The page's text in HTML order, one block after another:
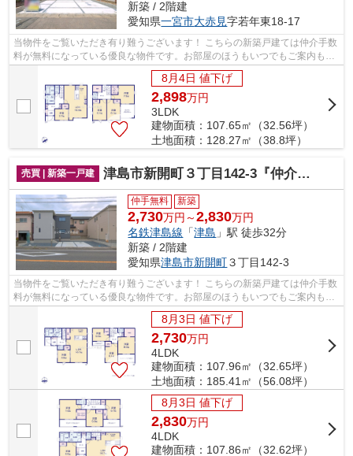
新築 / 2階建
愛知県一宮市大赤見字若年東18-17
当物件をご覧いただき有り難うございます！ こちらの新築戸建ては仲介手数
料が無料になっている優良な物件です。お部屋のほうもいつでもご案内もさ
せて頂きますのでお気軽にお問合せ下...
8月4日 値下げ
2,898万円
3LDK
建物面積：107.65㎡（32.56坪）
土地面積：128.27㎡（38.8坪）
売買 | 新築一戸建 津島市新開町３丁目142-3『仲介料無料』新築戸建て
仲手無料 新築
2,730万円～2,830万円
名鉄津島線 「津島 」駅 徒歩32分
新築 / 2階建
愛知県津島市新開町３丁目142-3
当物件をご覧いただき有り難うございます！ こちらの新築戸建ては仲介手数
料が無料になっている優良な物件です。お部屋のほうもいつでもご案内もさ
せて頂きますのでお気軽にお問合せ下...
8月3日 値下げ
2,730万円
4LDK
建物面積：107.96㎡（32.65坪）
土地面積：185.41㎡（56.08坪）
8月3日 値下げ
2,830万円
4LDK
建物面積：107.86㎡（32.62坪）